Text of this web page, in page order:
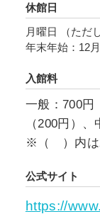
を清める湯
となった開
伝説のよう
す。
休館日
月曜日 （ただ
年末年始：12
入館料
一般：700円
（200円）
※（ ）内は
公式サイト
https://